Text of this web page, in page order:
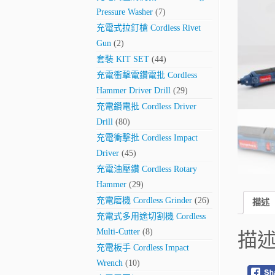
Pressure Washer (7)
充電式拉釘槍 Cordless Rivet
Gun (2)
套裝 KIT SET (44)
充電衝擊電鑽電批 Cordless
Hammer Driver Drill (29)
充電鑽電批 Cordless Driver
Drill (80)
充電衝擊批 Cordless Impact
Driver (45)
充電油壓鑽 Cordless Rotary
Hammer (29)
充電磨機 Cordless Grinder (26)
充電式多用途切割機 Cordless
Multi-Cutter (8)
充電板手 Cordless Impact
Wrench (10)
描述
描